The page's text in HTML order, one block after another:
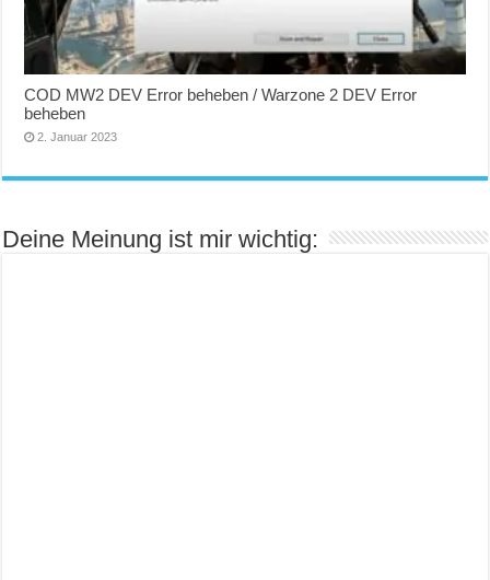
COD MW2 DEV Error beheben / Warzone 2 DEV Error
beheben
2. Januar 2023
Deine Meinung ist mir wichtig: